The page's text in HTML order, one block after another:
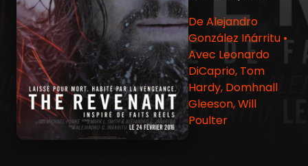
De Alejandro
González Iñárritu •
Avec Leonardo
DiCaprio, Tom
Hardy, Domhnall
Gleeson, Will
Poulter